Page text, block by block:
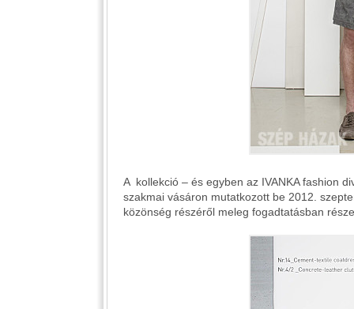
A kollekció – és egyben az IVANKA fashion
szakmai vásáron mutatkozott be 2012.
közönség részéről meleg fogadtatásban